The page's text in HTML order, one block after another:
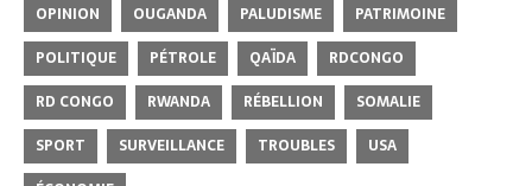
OPINION
OUGANDA PALUDISME
PATRIMOINE
POLITIQUE
PÉTROLE QAÏDA
RDCONGO
RD CONGO
RWANDA RÉBELLION
SOMALIE
SPORT
SURVEILLANCE TROUBLES
USA